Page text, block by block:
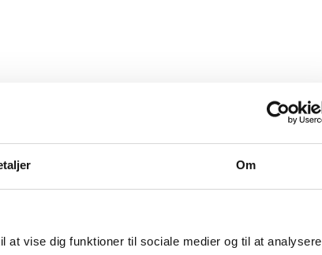
Om
at vise dig funktioner til sociale medier og til at analysere